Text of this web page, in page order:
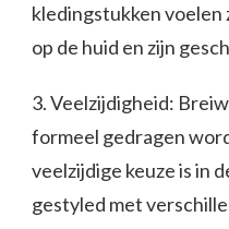
kledingstukken voelen
op de huid en zijn
3. Veelzijdigheid:
formeel gedragen
veelzijdige keuze is in
gestyled met